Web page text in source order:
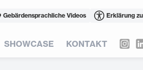
Gebärdensprachliche Videos Erklärung
SHOWCASE KONTAKT